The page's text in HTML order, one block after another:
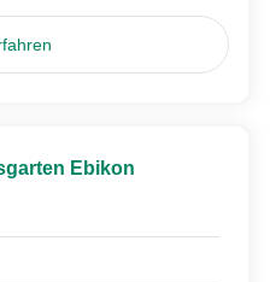
Ebikon